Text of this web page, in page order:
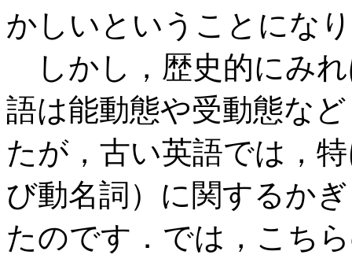
かしいということにな
しかし，歴史的にみ
語は能動態や受動態な
たが，古い英語では，
び動名詞）に関するか
たのです．では，こち